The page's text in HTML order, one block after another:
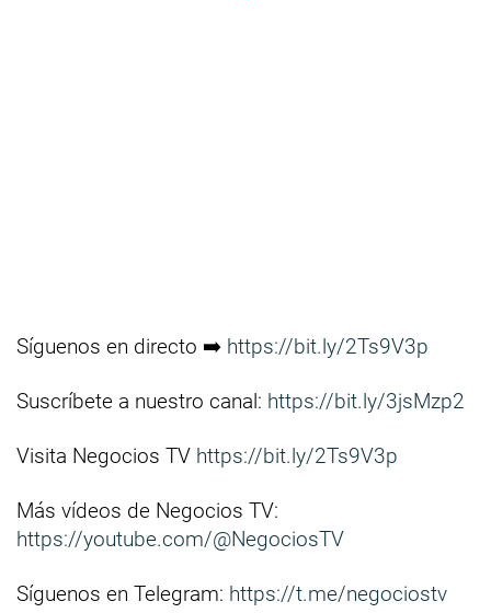
Síguenos en directo ➡️ https://bit.ly/2Ts9V3p
Suscríbete a nuestro canal: https://bit.ly/3jsMzp2
Visita Negocios TV https://bit.ly/2Ts9V3p
Más vídeos de Negocios TV:
https://youtube.com/@NegociosTV
Síguenos en Telegram: https://t.me/negociostv